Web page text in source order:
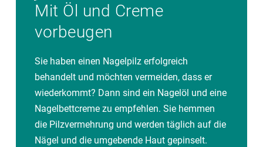
Mit Öl und Creme
vorbeugen
Sie haben einen Nagelpilz erfolgreich
behandelt und möchten vermeiden, dass er
wiederkommt? Dann sind ein Nagelöl und eine
Nagelbettcreme zu empfehlen. Sie hemmen
die Pilzvermehrung und werden täglich auf die
Nägel und die umgebende Haut gepinselt.